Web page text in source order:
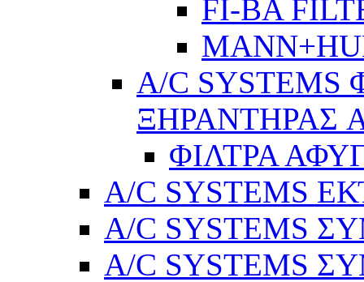
FI-BA
A/C
ΞΗΡΑΝΤΗΡΑΣ
ΦΙΛΤΡΑ
A/C SYSTEMS
A/C SYSTEMS
A/C SYSTEMS